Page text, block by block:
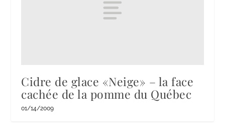
Cidre de glace «Neige» – la face
cachée de la pomme du Québec
01/14/2009